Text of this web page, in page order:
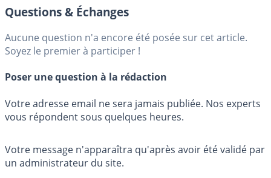
Questions & Échanges
Aucune question n'a encore été posée sur cet article.
Soyez le premier à participer !
Poser une question à la rédaction
Votre adresse email ne sera jamais publiée. Nos experts
vous répondent sous quelques heures.
Votre message n'apparaîtra qu'après avoir été validé par
un administrateur du site.